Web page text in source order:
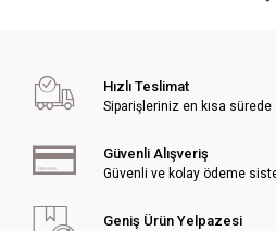
Hızlı Teslimat
Siparişleriniz en kısa sürede
Güvenli Alışveriş
Güvenli ve kolay ödeme
Geniş Ürün Yelpazesi